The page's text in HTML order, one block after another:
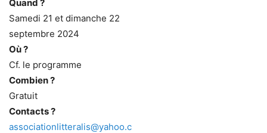
Quand ?
Samedi 21 et dimanche 22
septembre 2024
Où ?
Cf. le programme
Combien ?
Gratuit
Contacts ?
associationlitteralis@yahoo.c